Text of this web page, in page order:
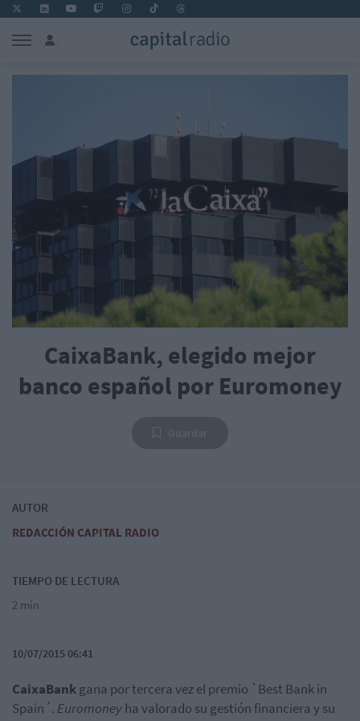
CaixaBank, elegido mejor
banco español por Euromoney
AUTOR
REDACCIÓN CAPITAL RADIO
TIEMPO DE LECTURA
2 min
10/07/2015 06:41
CaixaBankgana por tercera vez el premio `Best Bank in
Spain´. Euromoneyha valorado su gestión financiera y su